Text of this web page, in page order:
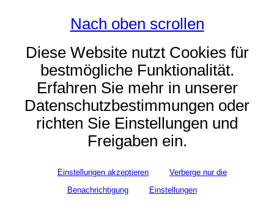
Nach oben scrollen
Diese Website nutzt Cookies für
bestmögliche Funktionalität.
Erfahren Sie mehr in unserer
Datenschutzbestimmungen oder
richten Sie Einstellungen und
Freigaben ein.
Einstellungen akzeptieren
Verberge nur die
Benachrichtigung
Einstellungen